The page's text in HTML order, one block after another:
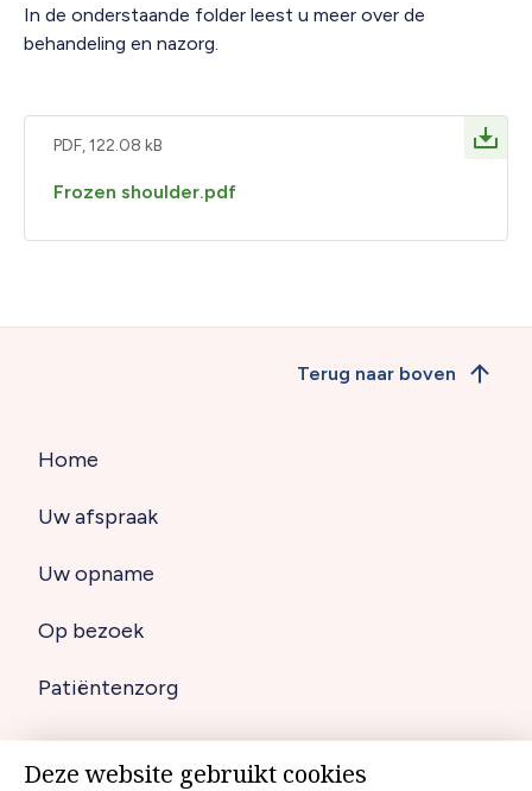
In de onderstaande folder leest u meer over de
behandeling en nazorg.
PDF, 122.08 kB
Frozen shoulder.pdf
(footer)
Home
Uw afspraak
Uw opname
Op bezoek
Patiëntenzorg
Disclaimer
Terug naar boven
Deze website gebruikt cookies